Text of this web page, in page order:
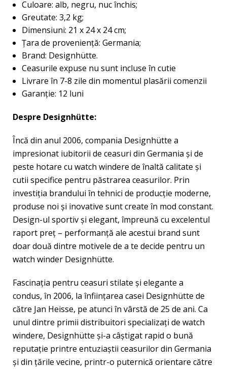
Culoare: alb, negru, nuc închis;
Greutate: 3,2 kg;
Dimensiuni: 21 x 24 x 24 cm;
Ţara de provenienţă: Germania;
Brand: Designhütte.
Ceasurile expuse nu sunt incluse în cutie
Livrare în 7-8 zile din momentul plasării comenzii
Garanție: 12 luni
Despre Designhütte:
Încă din anul 2006, compania Designhütte a
impresionat iubitorii de ceasuri din Germania și de
peste hotare cu watch windere de înaltă calitate și
cutii specifice pentru păstrarea ceasurilor. Prin
investiția brandului în tehnici de producție moderne,
produse noi și inovative sunt create în mod constant.
Design-ul sportiv și elegant, împreună cu excelentul
raport preț – performanță ale acestui brand sunt
doar două dintre motivele de a te decide pentru un
watch winder Designhütte.
Fascinația pentru ceasuri stilate și elegante a
condus, în 2006, la înființarea casei Designhütte de
către Jan Heisse, pe atunci în vârstă de 25 de ani. Ca
unul dintre primii distribuitori specializați de watch
windere, Designhütte și-a câștigat rapid o bună
reputație printre entuziaștii ceasurilor din Germania
și din țările vecine, printr-o puternică orientare către